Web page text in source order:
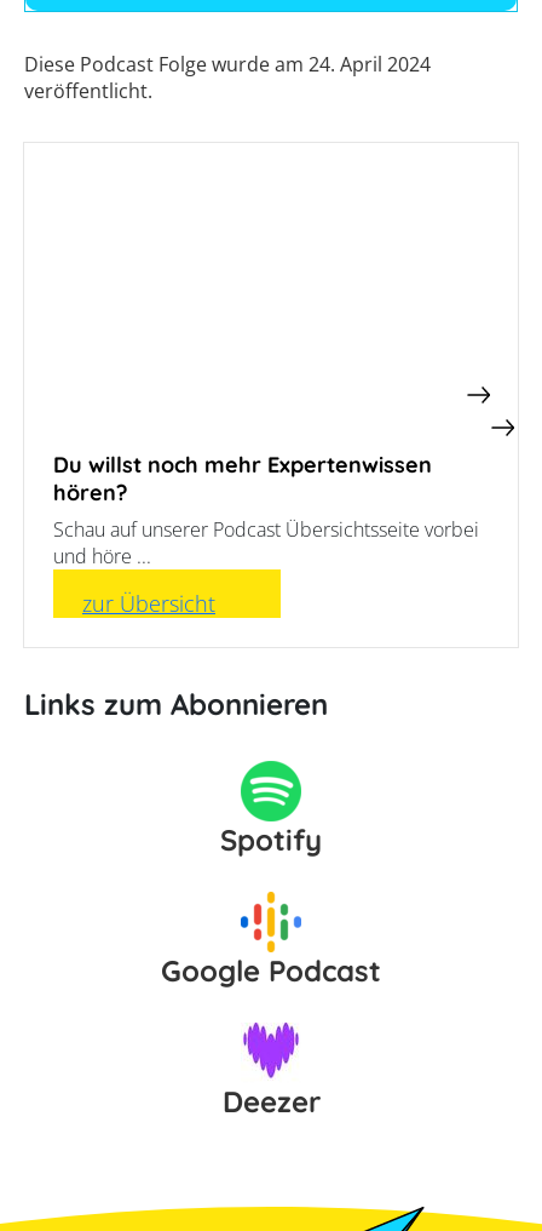
Diese Podcast Folge wurde am 24. April 2024
veröffentlicht.
Du willst noch mehr Expertenwissen
hören?
Schau auf unserer Podcast Übersichtsseite vorbei
und höre ...
zur Übersicht
Links zum Abonnieren
Spotify
Google Podcast
Deezer